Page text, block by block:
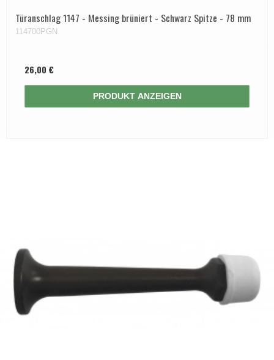
Türanschlag 1147 - Messing brüniert - Schwarz Spitze - 78 mm
114700PGN
26,00 €
PRODUKT ANZEIGEN